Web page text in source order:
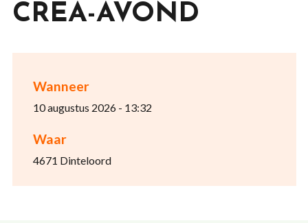
Wanneer
10 augustus 2026 - 13:32
Waar
4671 Dinteloord
CREA-AVOND